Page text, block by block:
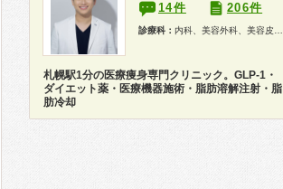
14件 206件
診療科： 内科、美容外科、美容皮膚科
札幌駅1分の医療痩身専門クリニック。GLP-1・
ダイエット薬・医療機器施術・脂肪溶解注射・脂
肪冷却